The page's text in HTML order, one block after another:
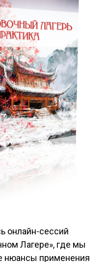
онлайн-сессий
Лагере», где мы
нюансы применения